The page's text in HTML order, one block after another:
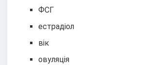
ФСГ
естрадіол
вік
овуляція